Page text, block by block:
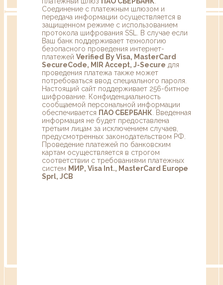
Соединение с платежным шлюзом и
передача информации осуществляется в
защищенном режиме с использованием
протокола шифрования SSL. В случае если
Ваш банк поддерживает технологию
безопасного проведения интернет-
платежей Verified By Visa, MasterCard
SecureCode, MIR Accept, J-Secure для
проведения платежа также может
потребоваться ввод специального пароля.
Настоящий сайт поддерживает 256-битное
шифрование. Конфиденциальность
сообщаемой персональной информации
обеспечивается ПАО СБЕРБАНК . Введенная
информация не будет предоставлена
третьим лицам за исключением случаев,
предусмотренных законодательством РФ.
Проведение платежей по банковским
картам осуществляется в строгом
соответствии с требованиями платежных
систем МИР, Visa Int., MasterCard Europe
Sprl, JCB